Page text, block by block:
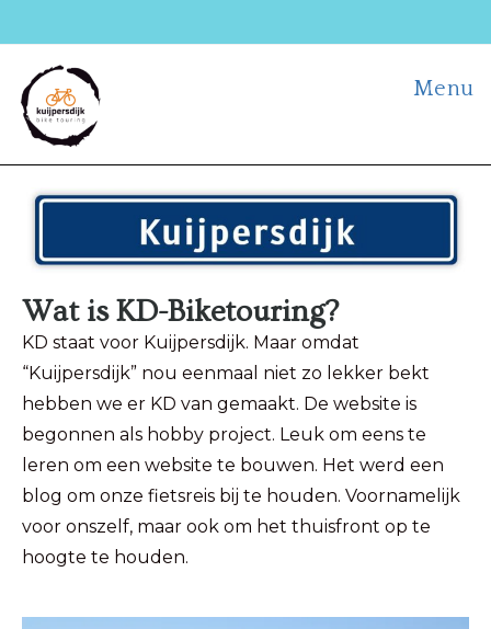
Menu
Wat is KD-Biketouring?
KD staat voor Kuijpersdijk. Maar omdat
“Kuijpersdijk” nou eenmaal niet zo lekker bekt
hebben we er KD van gemaakt. De website is
begonnen als hobby project. Leuk om eens te
leren om een website te bouwen. Het werd een
blog om onze fietsreis bij te houden. Voornamelijk
voor onszelf, maar ook om het thuisfront op te
hoogte te houden.